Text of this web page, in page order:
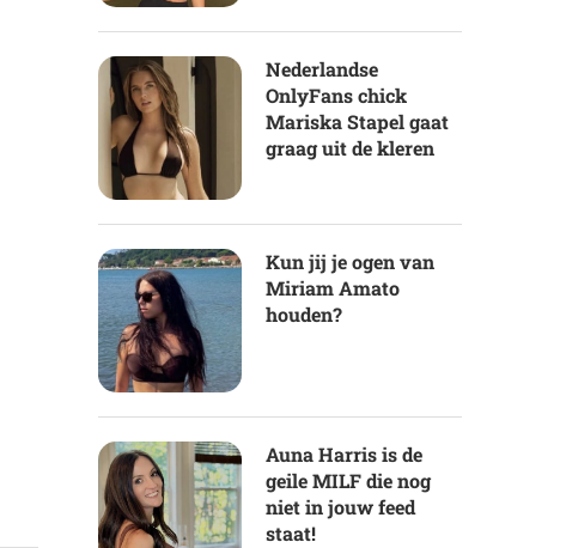
Nederlandse
OnlyFans chick
Mariska Stapel gaat
graag uit de kleren
Kun jij je ogen van
Miriam Amato
houden?
Auna Harris is de
geile MILF die nog
niet in jouw feed
staat!